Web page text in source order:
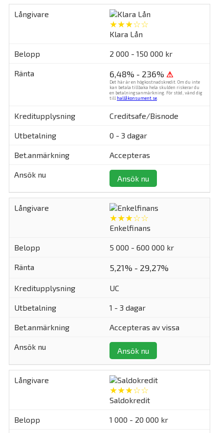
★★★☆☆
Klara Lån
2 000 - 150 000 kr
6,48% - 236% ⚠
Det här är en högkostnadskredit. Om du inte
kan betala tillbaka hela skulden riskerar du
en betalningsanmärkning. För stöd, vänd dig
till hallåkonsument.se
Creditsafe/Bisnode
0 - 3 dagar
Accepteras
Ansök nu
★★★☆☆
Enkelfinans
5 000 - 600 000 kr
5,21% - 29,27%
UC
1 - 3 dagar
Accepteras av vissa
Ansök nu
★★★☆☆
Saldokredit
1 000 - 20 000 kr